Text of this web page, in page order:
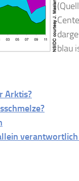
blau
Arktis?